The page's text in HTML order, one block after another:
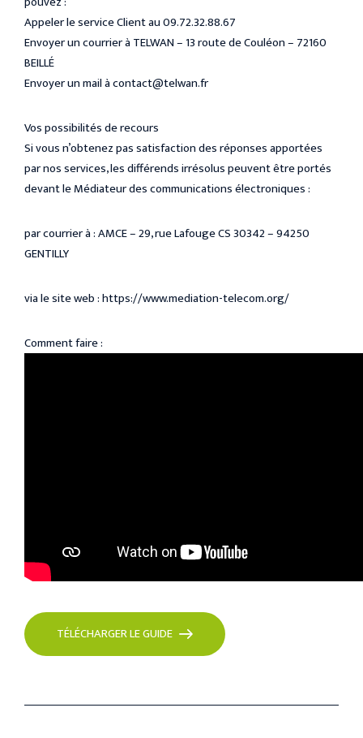
Appeler le service Client au 09.72.32.88.67
Envoyer un courrier à TELWAN – 13 route de Couléon – 72160
BEILLÉ
Envoyer un mail à contact@telwan.fr
Vos possibilités de recours
Si vous n’obtenez pas satisfaction des réponses apportées
par nos services, les différends irrésolus peuvent être portés
devant le Médiateur des communications électroniques :
par courrier à : AMCE – 29, rue Lafouge CS 30342 – 94250
GENTILLY
via le site web : https://www.mediation-telecom.org/
Comment faire :
TÉLÉCHARGER LE GUIDE